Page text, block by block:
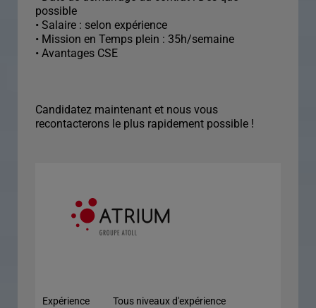
possible
• Salaire : selon expérience
• Mission en Temps plein : 35h/semaine
• Avantages CSE
Candidatez maintenant et nous vous
recontacterons le plus rapidement possible !
Expérience Tous niveaux d'expérience